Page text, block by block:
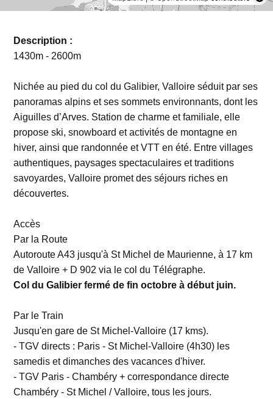
Description :
1430m - 2600m
Nichée au pied du col du Galibier, Valloire séduit par ses
panoramas alpins et ses sommets environnants, dont les
Aiguilles d’Arves. Station de charme et familiale, elle
propose ski, snowboard et activités de montagne en
hiver, ainsi que randonnée et VTT en été. Entre villages
authentiques, paysages spectaculaires et traditions
savoyardes, Valloire promet des séjours riches en
découvertes.
Accès
Par la Route
Autoroute A43 jusqu'à St Michel de Maurienne, à 17 km
de Valloire + D 902 via le col du Télégraphe.
Col du Galibier fermé de fin octobre à début juin.
Par le Train
Jusqu'en gare de St Michel-Valloire (17 kms).
- TGV directs : Paris - St Michel-Valloire (4h30) les
samedis et dimanches des vacances d'hiver.
- TGV Paris - Chambéry + correspondance directe
Chambéry - St Michel / Valloire, tous les jours.